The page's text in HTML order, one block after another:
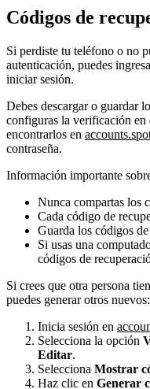
Códigos de
Si perdiste tu teléfono o no
autenticación, puedes
iniciar sesión.
Debes descargar o guardar
configuras la verificación en
encontrarlos en
contraseña.
Información importante
Nunca compartas los
Cada código de
Guarda los códigos
Si usas una
códigos de
Si crees que otra persona
puedes generar otros nuevos:
Inicia sesión en
Selecciona la opción
Editar.
Selecciona Mostrar
Haz clic en Generar